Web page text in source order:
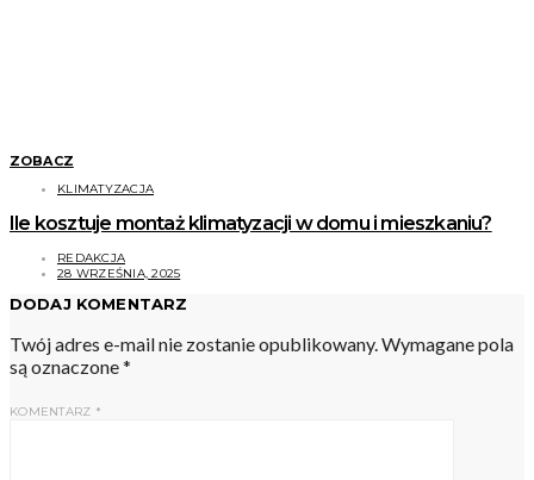
ZOBACZ
KLIMATYZACJA
Ile kosztuje montaż klimatyzacji w domu i mieszkaniu?
REDAKCJA
28 WRZEŚNIA, 2025
DODAJ KOMENTARZ
Twój adres e-mail nie zostanie opublikowany.Wymagane pola
są oznaczone*
KOMENTARZ *